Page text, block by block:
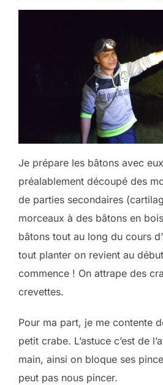
Je prépare les bâtons avec
préalablement découpé des
de parties secondaires
morceaux à des bâtons en
bâtons tout au long du cours
tout planter on revient au
commence ! On attrape des
crevettes.
Pour ma part, je me contente
petit crabe. L’astuce c’est de
main, ainsi on bloque ses
peut pas nous pincer.